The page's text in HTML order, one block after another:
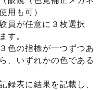
用も可）
員が任意に３枚選択
す。
色の指標が一つずつあ
、いずれかの色である
録表に結果を記載し、